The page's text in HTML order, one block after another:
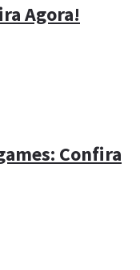
Agora!
Confira